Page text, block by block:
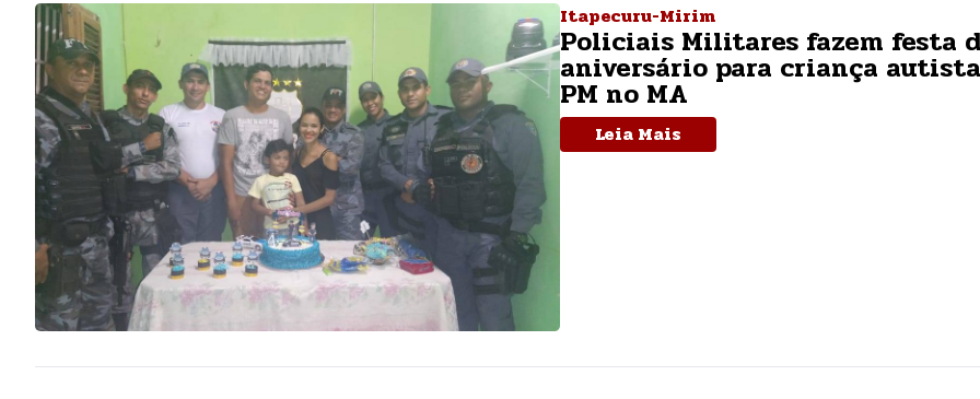
Itapecuru-Mirim
Policiais Militares fazem festa
aniversário para criança
PM no MA
Leia Mais